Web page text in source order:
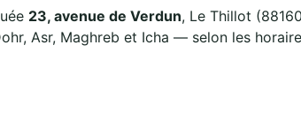
23, avenue de Verdun, Le Thillot
Asr, Maghreb et Icha — selon les